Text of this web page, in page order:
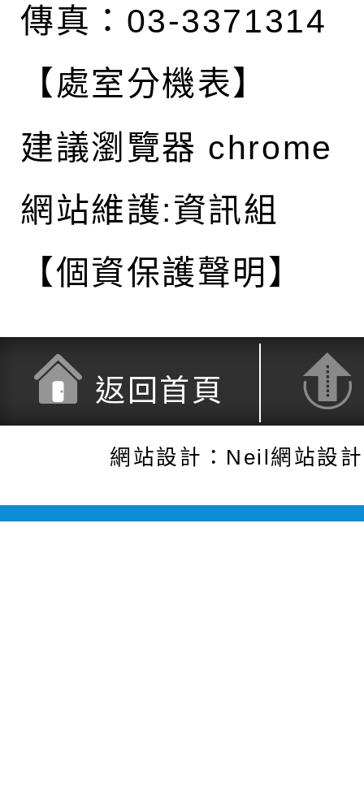
傳真：03-3371314
【處室分機表】
建議瀏覽器 chrome
網站維護:資訊組
【個資保護聲明】
返回首頁
網站設計：Neil網站設